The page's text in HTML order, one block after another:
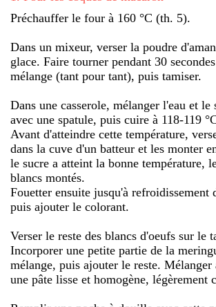
Préchauffer le four à 160 °C (th. 5).
Dans un mixeur, verser la poudre
glace. Faire tourner pendant 30
mélange (tant pour tant), puis tamiser.
Dans une casserole, mélanger l'eau et le
avec une spatule, puis cuire à 118-119
Avant d'atteindre cette température,
dans la cuve d'un batteur et les monter
le sucre a atteint la bonne température,
blancs montés.
Fouetter ensuite jusqu'à refroidissement
puis ajouter le colorant.
Verser le reste des blancs d'oeufs sur le
Incorporer une petite partie de la
mélange, puis ajouter le reste.
une pâte lisse et homogène, légèrement